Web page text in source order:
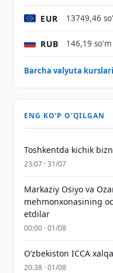
EUR 13749,46
RUB 146,19 so'm
Barcha valyuta
ENG KO'P O'QILGAN
Toshkentda kichik
23:07 · 31/07
Markaziy Osiyo va
mehmonxonasining
etdilar
00:00 · 01/08
O‘zbekiston ICCA
20:38 · 01/08